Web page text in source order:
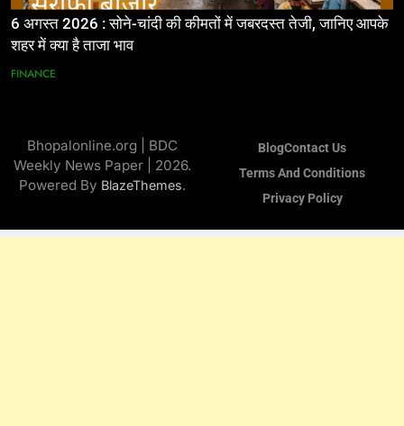
6 अगस्त 2026 : सोने-चांदी की कीमतों में जबरदस्त तेजी, जानिए आपके
शहर में क्या है ताजा भाव
FINANCE
Bhopalonline.org | BDC
Weekly News Paper | 2026.
Powered By BlazeThemes.
BlogContact Us
Terms And Conditions
Privacy Policy